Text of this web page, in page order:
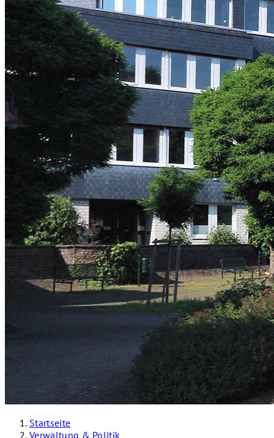
Startseite
Verwaltung & Politik